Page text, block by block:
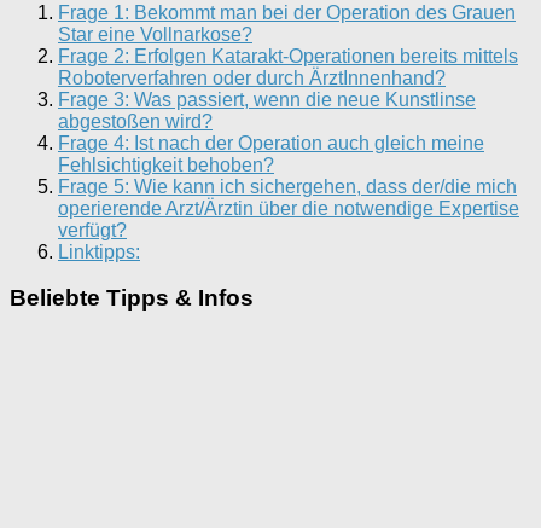
Frage 1: Bekommt man bei der Operation des Grauen
Star eine Vollnarkose?
Frage 2: Erfolgen Katarakt-Operationen bereits mittels
Roboterverfahren oder durch ÄrztInnenhand?
Frage 3: Was passiert, wenn die neue Kunstlinse
abgestoßen wird?
Frage 4: Ist nach der Operation auch gleich meine
Fehlsichtigkeit behoben?
Frage 5: Wie kann ich sichergehen, dass der/die mich
operierende Arzt/Ärztin über die notwendige Expertise
verfügt?
Linktipps:
Beliebte Tipps & Infos